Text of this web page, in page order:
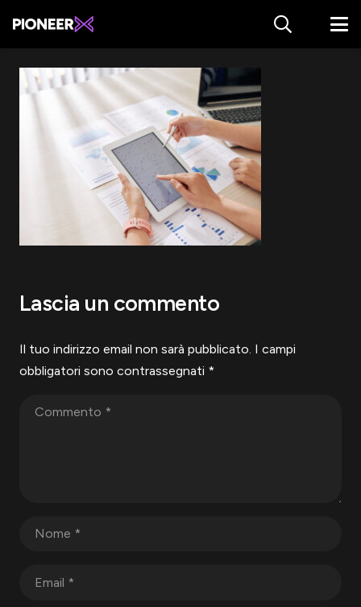
Lascia un commento
Il tuo indirizzo email non sarà pubblicato. I campi
obbligatori sono contrassegnati *